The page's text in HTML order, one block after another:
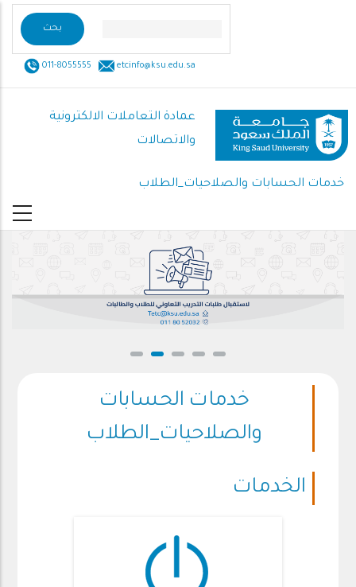
011-8055555 etcinfo@ksu.edu.sa
عمادة التعاملات الالكترونية
والاتصالات
خدمات الحسابات والصلاحيات_الطلاب
خدمات الحسابات
والصلاحيات_الطلاب
الخدمات